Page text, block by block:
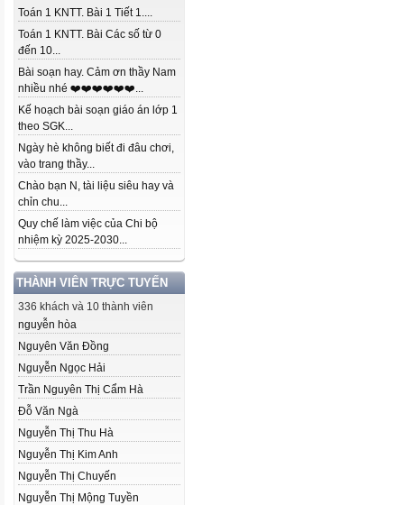
Toán 1 KNTT. Bài 1 Tiết 1....
Toán 1 KNTT. Bài Các số từ 0
đến 10...
Bài soạn hay. Cảm ơn thầy Nam
nhiều nhé ❤️❤️❤️❤️❤️❤️...
Kế hoạch bài soạn giáo án lớp 1
theo SGK...
Ngày hè không biết đi đâu chơi,
vào trang thầy...
Chào bạn N, tài liệu siêu hay và
chỉn chu...
Quy chế làm việc của Chi bộ
nhiệm kỳ 2025-2030...
THÀNH VIÊN TRỰC TUYẾN
336 khách và 10 thành viên
nguyễn hòa
Nguyên Văn Đồng
Nguyễn Ngọc Hải
Trần Nguyên Thị Cẩm Hà
Đỗ Văn Ngà
Nguyễn Thị Thu Hà
Nguyễn Thị Kim Anh
Nguyễn Thị Chuyến
Nguyễn Thị Mộng Tuyền